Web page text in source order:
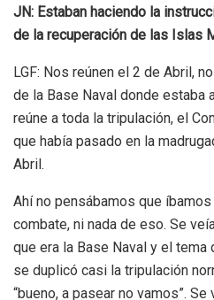
JN: Estaban haciendo la
de la recuperación de las Islas
LGF: Nos reúnen el 2 de Abril,
de la Base Naval donde estaba
reúne a toda la tripulación, el
que había pasado en la
Abril.
Ahí no pensábamos que
combate, ni nada de eso. Se
que era la Base Naval y el
se duplicó casi la tripulación
“bueno, a pasear no vamos”.